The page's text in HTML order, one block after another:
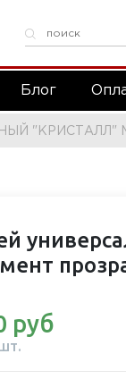
Блог
"КРИСТАЛЛ"
руб